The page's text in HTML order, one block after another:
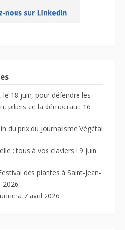
18 juin, pour défendre les
piliers de la démocratie 16
du prix du Journalisme Végétal
: tous à vos claviers ! 9 juin
des plantes à Saint-Jean-
2026
7 avril 2026